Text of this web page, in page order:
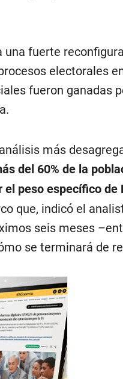
fuerte
electorales
fueron ganadas
más
del 60% de la
peso específico de
que, indicó el
seis meses
se terminará de